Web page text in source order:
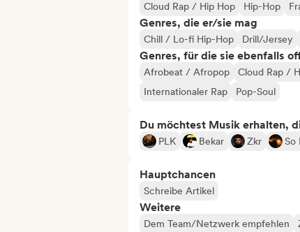
Cloud Rap / Hip Hop Hip-Hop
Genres, die er/sie mag
Chill / Lo-fi Hip-Hop Drill/Jersey
Genres, für die sie ebenfalls
Afrobeat / Afropop Cloud Rap /
Internationaler Rap
Pop-Soul
Du möchtest Musik erhalten,
PLK Bekar Zkr So
Hauptchancen
Schreibe Artikel
Weitere
Dem Team/Netzwerk empfehlen